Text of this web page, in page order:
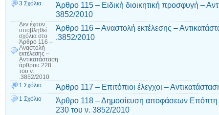
3 Σχόλια
Άρθρο 115 – Ειδική διοικητική προσφυγή –
3852/2010
Δεν έχουν
υποβληθεί
σχόλια στο
Άρθρο 116 –
Αναστολή
εκτέλεσης –
Αντικατάσταση
άρθρου 228
του ν.
.3852/2010
Άρθρο 116 – Αναστολή εκτέλεσης –
.3852/2010
1 Σχόλιο Άρθρο 117 – Επιτόπιοι έλεγχοι –
1 Σχόλιο
Άρθρο 118 – Δημοσίευση αποφάσεων Επόπτη
230 του ν. 3852/2010